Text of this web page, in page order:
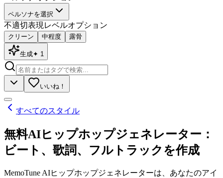
ペルソナを選択
不適切表現レベルオプション
クリーン 中程度 露骨
生成✦ 1
いいね！
すべてのスタイル
無料AIヒップホップジェネレーター：
ビート、歌詞、フルトラックを作成
MemoTune AIヒップホップジェネレーターは、あなたのアイ